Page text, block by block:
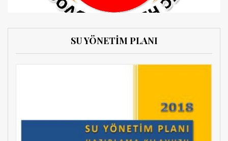
SU YÖNETİM PLANI